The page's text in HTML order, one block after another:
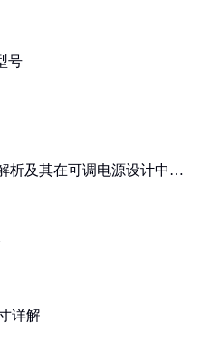
号
析及其在可调电源设计中的
详解